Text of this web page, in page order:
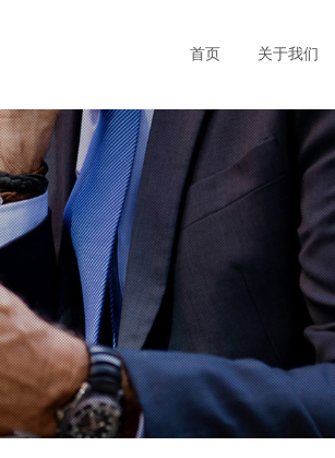
首页 关于我们